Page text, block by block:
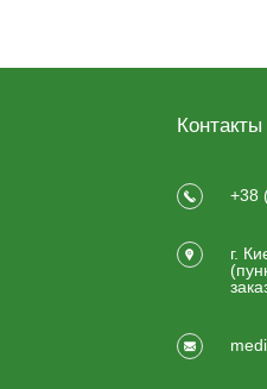
Контакты
+38
г.